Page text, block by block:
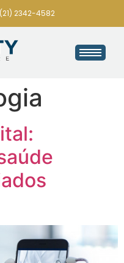
2342-4582